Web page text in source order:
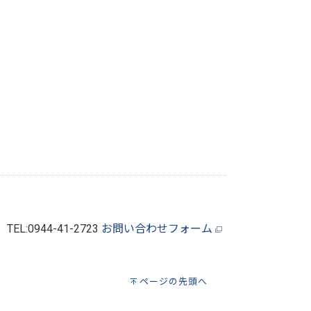
TEL:0944-41-2723 お問い合わせフォーム
ページの先頭へ